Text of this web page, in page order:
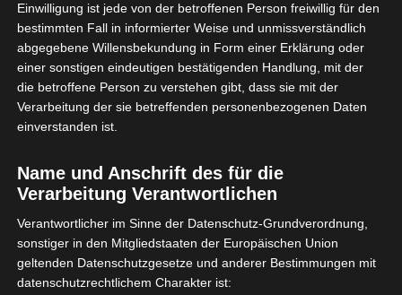
x
Einwilligung ist jede von der betroffenen Person freiwillig für den
bestimmten Fall in informierter Weise und unmissverständlich
abgegebene Willensbekundung in Form einer Erklärung oder
einer sonstigen eindeutigen bestätigenden Handlung, mit der
die betroffene Person zu verstehen gibt, dass sie mit der
Verarbeitung der sie betreffenden personenbezogenen Daten
einverstanden ist.
Name und Anschrift des für die
Verarbeitung Verantwortlichen
Verantwortlicher im Sinne der Datenschutz-Grundverordnung,
sonstiger in den Mitgliedstaaten der Europäischen Union
geltenden Datenschutzgesetze und anderer Bestimmungen mit
datenschutzrechtlichem Charakter ist: